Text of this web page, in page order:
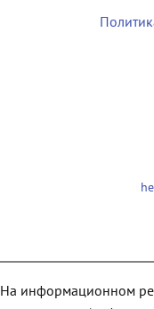
На информационном